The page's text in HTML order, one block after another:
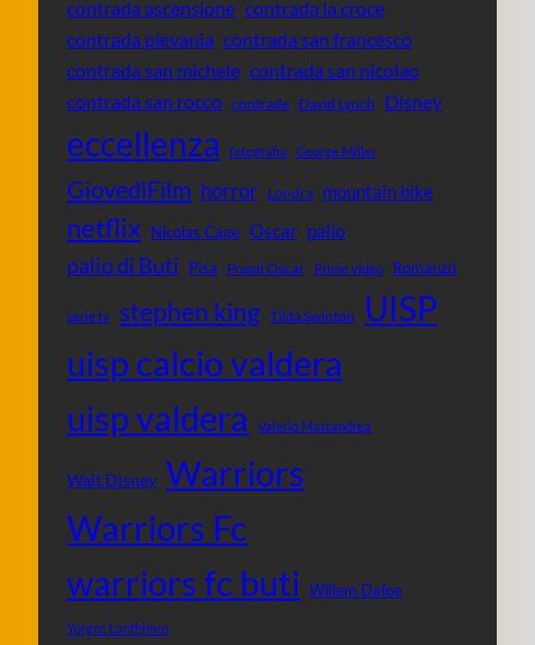
contrada ascensione contrada la croce
contrada pievania contrada san francesco
contrada san michele contrada san nicolao
contrada san rocco contrade David Lynch Disney
eccellenza fotografia George Miller
GiovedìFilm horror Londra mountain bike
netflix Nicolas Cage Oscar palio
palio di Buti Pisa Premi Oscar Prime video Romanzo
serie tv stephen king Tilda Swinton UISP
uisp calcio valdera
uisp valdera
Valerio Mastandrea
Walt Disney Warriors
Warriors Fc
warriors fc buti Willem Dafoe
Yorgos Lanthimos